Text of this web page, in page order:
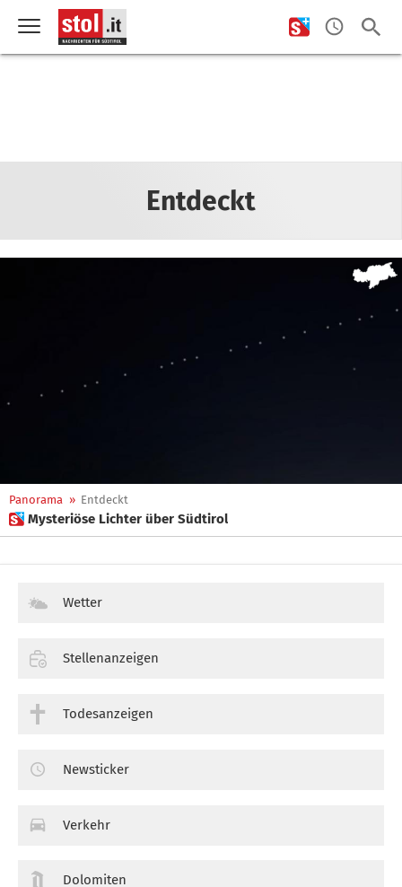
Entdeckt
Panorama » Entdeckt
 Mysteriöse Lichter über Südtirol
Wetter
Stellenanzeigen
Todesanzeigen
Newsticker
Verkehr
Dolomiten